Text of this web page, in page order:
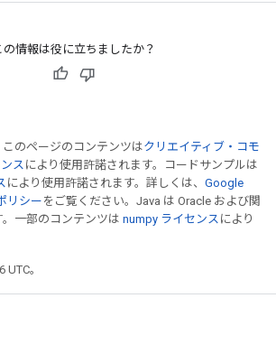
の情報は役に立ちましたか？
のページのコンテンツはクリエイティブ・コモ
ス により使用許諾されます。コードサンプルは
により使用許諾されます。詳しくは、 Google
リシー をご覧ください。Java は Oracle および関
一部のコンテンツは numpy ライセンス により
。